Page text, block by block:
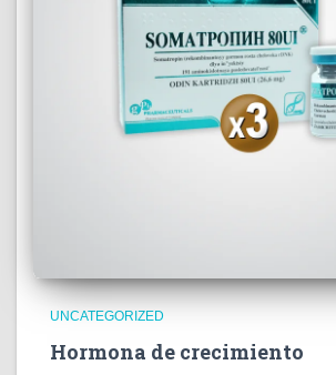
UNCATEGORIZED
Hormona de crecimiento